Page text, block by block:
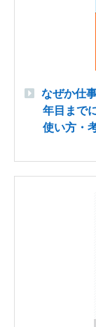
なぜか仕
年目まで
使い方・